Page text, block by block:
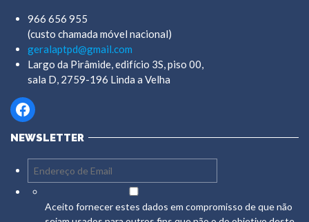
966 656 955
(custo chamada móvel nacional)
geralaptpd@gmail.com
Largo da Pirâmide, edifício 3S, piso 00,
sala D, 2759-196 Linda a Velha
Facebook
NEWSLETTER
Aceito fornecer estes dados em compromisso de que não